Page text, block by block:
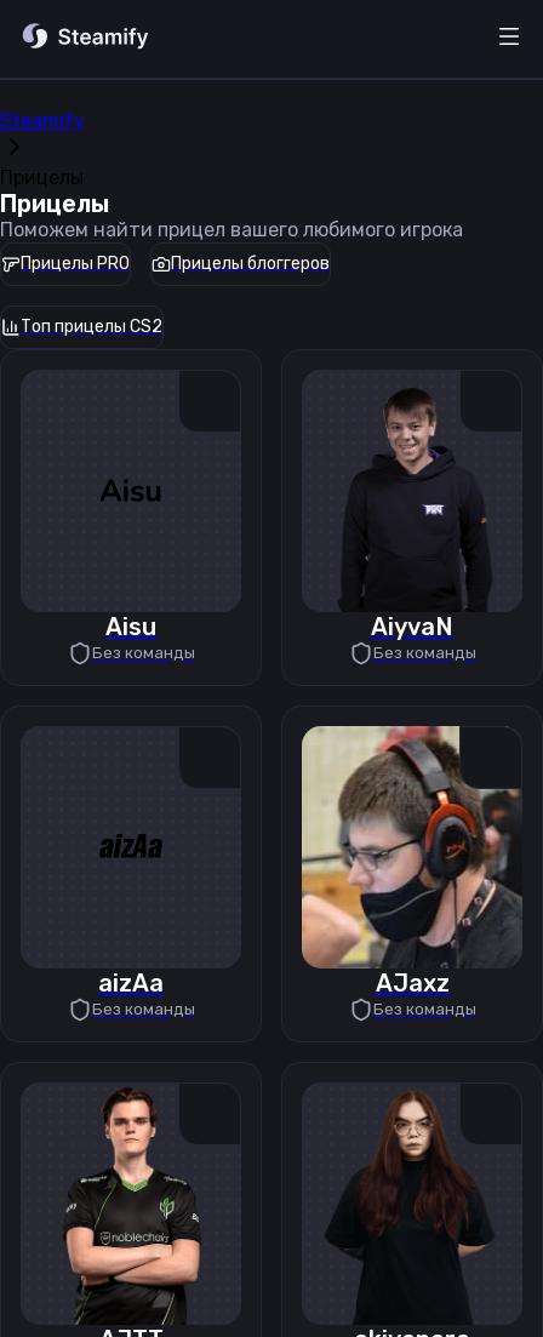
Steamify
Прицелы
Прицелы
Поможем найти прицел вашего любимого игрока
Прицелы PRO Прицелы блоггеров
Топ прицелы CS2
Aisu
Без команды
AiyvaN
Без команды
aizAa
Без команды
AJaxz
Без команды